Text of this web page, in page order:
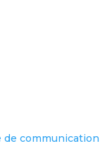
de communication